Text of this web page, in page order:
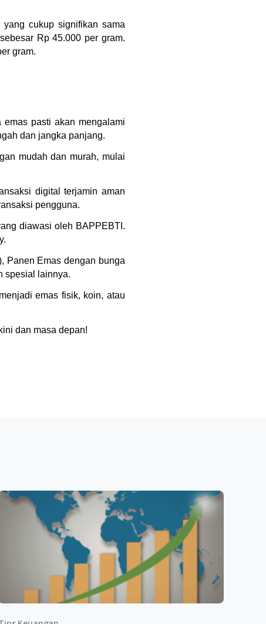
cukup signifikan sama
Rp 45.000 per gram.
gram.
pasti akan mengalami
dan jangka panjang.
mudah dan murah, mulai
digital terjamin aman
pengguna.
diawasi oleh BAPPEBTI.
Panen Emas dengan bunga
spesial lainnya.
emas fisik, koin, atau
dan masa depan!